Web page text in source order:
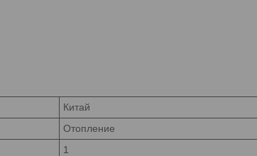
Китай
Отопление
1